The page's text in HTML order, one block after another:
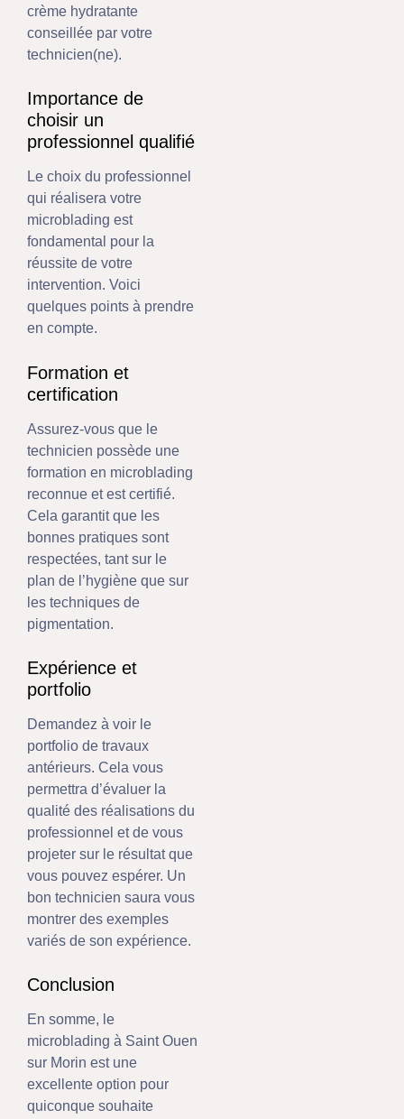
crème hydratante
conseillée par votre
technicien(ne).
Importance de
choisir un
professionnel qualifié
Le choix du professionnel
qui réalisera votre
microblading est
fondamental pour la
réussite de votre
intervention. Voici
quelques points à prendre
en compte.
Formation et
certification
Assurez-vous que le
technicien possède une
formation en microblading
reconnue et est certifié.
Cela garantit que les
bonnes pratiques sont
respectées, tant sur le
plan de l’hygiène que sur
les techniques de
pigmentation.
Expérience et
portfolio
Demandez à voir le
portfolio de travaux
antérieurs. Cela vous
permettra d’évaluer la
qualité des réalisations du
professionnel et de vous
projeter sur le résultat que
vous pouvez espérer. Un
bon technicien saura vous
montrer des exemples
variés de son expérience.
Conclusion
En somme, le
microblading à Saint Ouen
sur Morin est une
excellente option pour
quiconque souhaite